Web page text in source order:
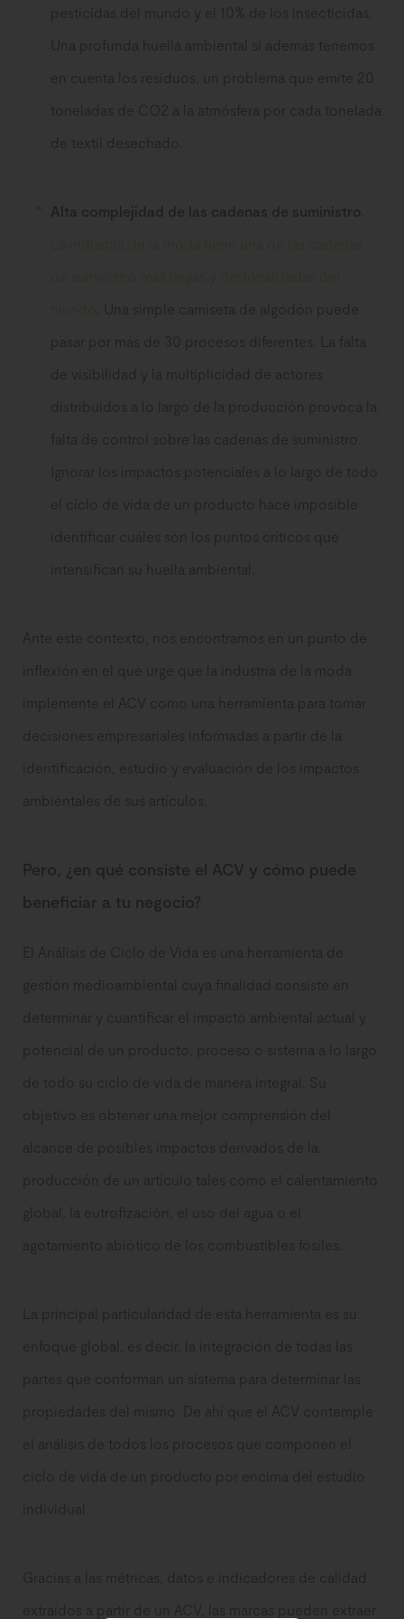
pesticidas del mundo y el 10% de los insecticidas.
Una profunda huella ambiental si además tenemos
en cuenta los residuos, un problema que emite 20
toneladas de CO2 a la atmósfera por cada tonelada
de textil desechado.
Alta complejidad de las cadenas de suministro
. Una simple camiseta de algodón puede
pasar por más de 30 procesos diferentes. La falta
de visibilidad y la multiplicidad de actores
distribuidos a lo largo de la producción provoca la
falta de control sobre las cadenas de suministro.
Ignorar los impactos potenciales a lo largo de todo
el ciclo de vida de un producto hace imposible
identificar cuáles son los puntos críticos que
intensifican su huella ambiental.
Ante este contexto, nos encontramos en un punto de
inflexión en el que urge que la industria de la moda
implemente el ACV como una herramienta para tomar
decisiones empresariales informadas a partir de la
identificación, estudio y evaluación de los impactos
ambientales de sus artículos.
Pero, ¿en qué consiste el ACV y cómo puede
beneficiar a tu negocio?
El Análisis de Ciclo de Vida es una herramienta de
gestión medioambiental cuya finalidad consiste en
determinar y cuantificar el impacto ambiental actual y
potencial de un producto, proceso o sistema a lo largo
de todo su ciclo de vida de manera integral. Su
objetivo es obtener una mejor comprensión del
alcance de posibles impactos derivados de la
producción de un artículo tales como el calentamiento
global, la eutrofización, el uso del agua o el
agotamiento abiótico de los combustibles fósiles.
La principal particularidad de esta herramienta es su
enfoque global, es decir, la integración de todas las
partes que conforman un sistema para determinar las
propiedades del mismo. De ahí que el ACV contemple
el análisis de todos los procesos que componen el
ciclo de vida de un producto por encima del estudio
Gracias a las métricas, datos e indicadores de calidad
extraídos a partir de un ACV, las marcas pueden extraer